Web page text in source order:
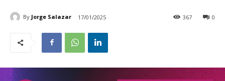
By Jorge Salazar 17/01/2025 0
367